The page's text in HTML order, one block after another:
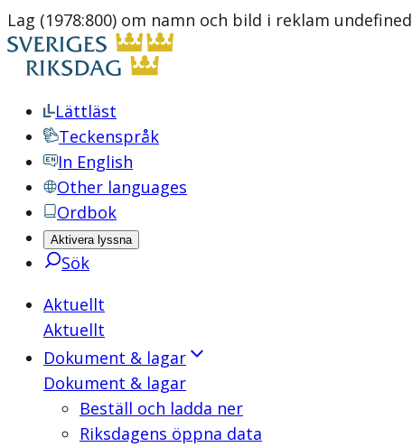
Lag (1978:800) om namn och bild i reklam undefined
Lättläst
Teckenspråk
In English
Other languages
Ordbok
Aktivera lyssna
Sök
Aktuellt
Aktuellt
Dokument & lagar
Dokument & lagar
Beställ och ladda ner
Riksdagens öppna data